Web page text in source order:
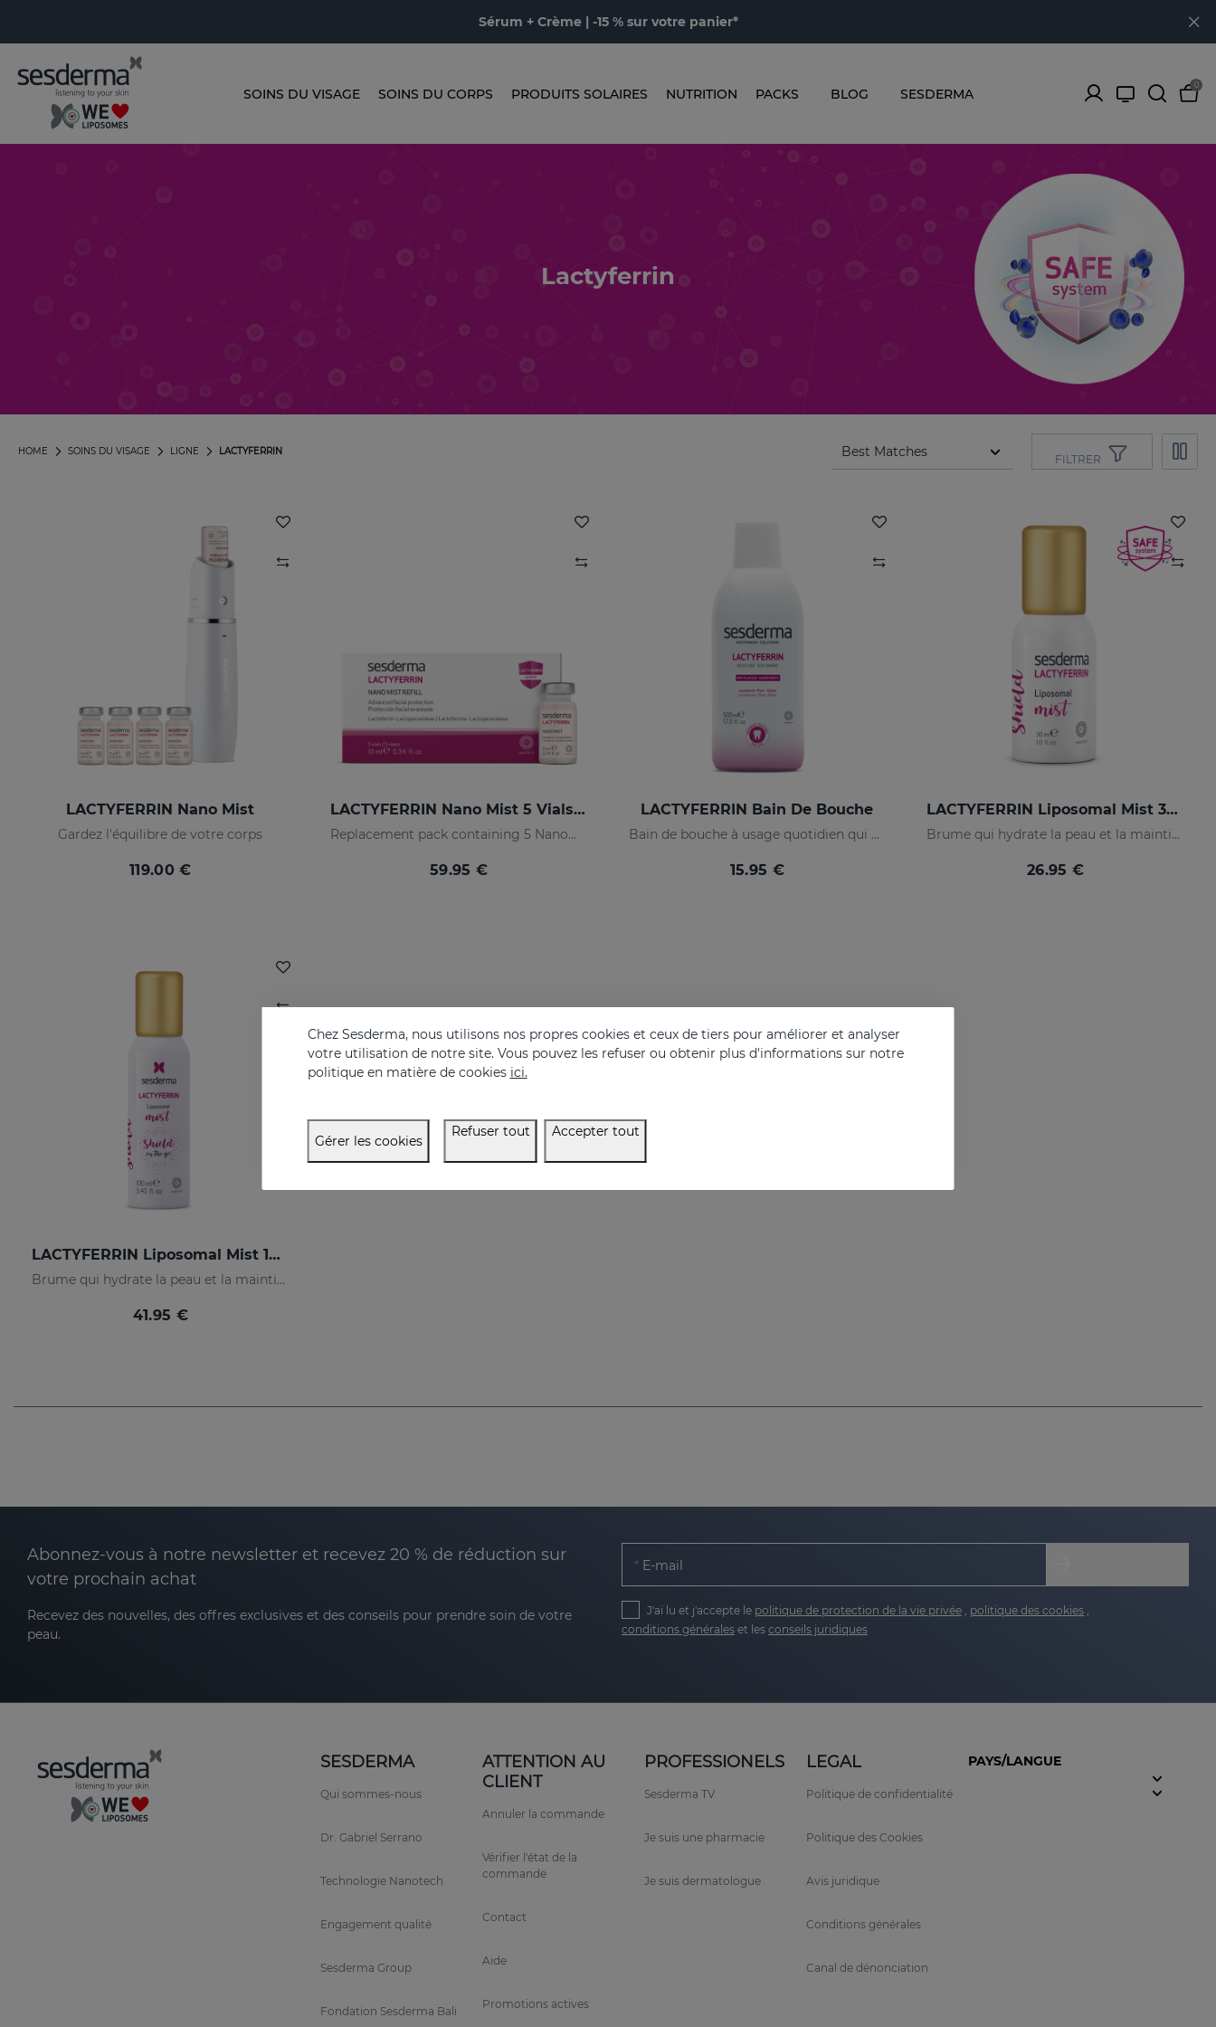
Sérum + Crème | -15 % sur votre panier*
SOINS DU VISAGE SOINS DU CORPS PRODUITS SOLAIRES NUTRITION PACKS BLOG SESDERMA
0
Lactyferrin
LACTYFERRIN
LIGNE
SOINS DU VISAGE
HOME
FILTRER
LACTYFERRIN Nano Mist
Gardez l'équilibre de votre corps
119.00 €
LACTYFERRIN Nano Mist 5 Vials X 10 Ml
Replacement pack containing 5 Nanomist vials
59.95 €
LACTYFERRIN Bain De Bouche
Bain de bouche à usage quotidien qui maintient la cavité buccale dans un état optimal.
15.95 €
LACTYFERRIN Liposomal Mist 30ml
Brume qui hydrate la peau et la maintient en parfait état
26.95 €
LACTYFERRIN Liposomal Mist 100ml
Brume qui hydrate la peau et la maintient en parfait état.
41.95 €
Abonnez-vous à notre newsletter et recevez 20 % de réduction sur
votre prochain achat
Recevez des nouvelles, des offres exclusives et des conseils pour prendre soin de votre
peau.
E-mail
J'ai lu et j'accepte le politique de protection de la vie privée politique des cookies
conditions générales et les conseils juridiques
SESDERMA
Qui sommes-nous
Dr. Gabriel Serrano
Technologie Nanotech
Engagement qualité
Sesderma Group
Fondation Sesderma Bali
ATTENTION AU
CLIENT
Annuler la commande
Vérifier l'état de la
commande
Contact
Aide
Promotions actives
PROFESSIONELS
Sesderma TV
Je suis une pharmacie
Je suis dermatologue
LEGAL
Politique de confidentialité
Politique des Cookies
Avis juridique
Conditions générales
Canal de dénonciation
PAYS/LANGUE
Chez Sesderma, nous utilisons nos propres cookies et ceux de tiers pour améliorer et analyser
votre utilisation de notre site. Vous pouvez les refuser ou obtenir plus d'informations sur notre
politique en matière de cookies ici.
Gérer les cookies
Refuser tout Accepter tout